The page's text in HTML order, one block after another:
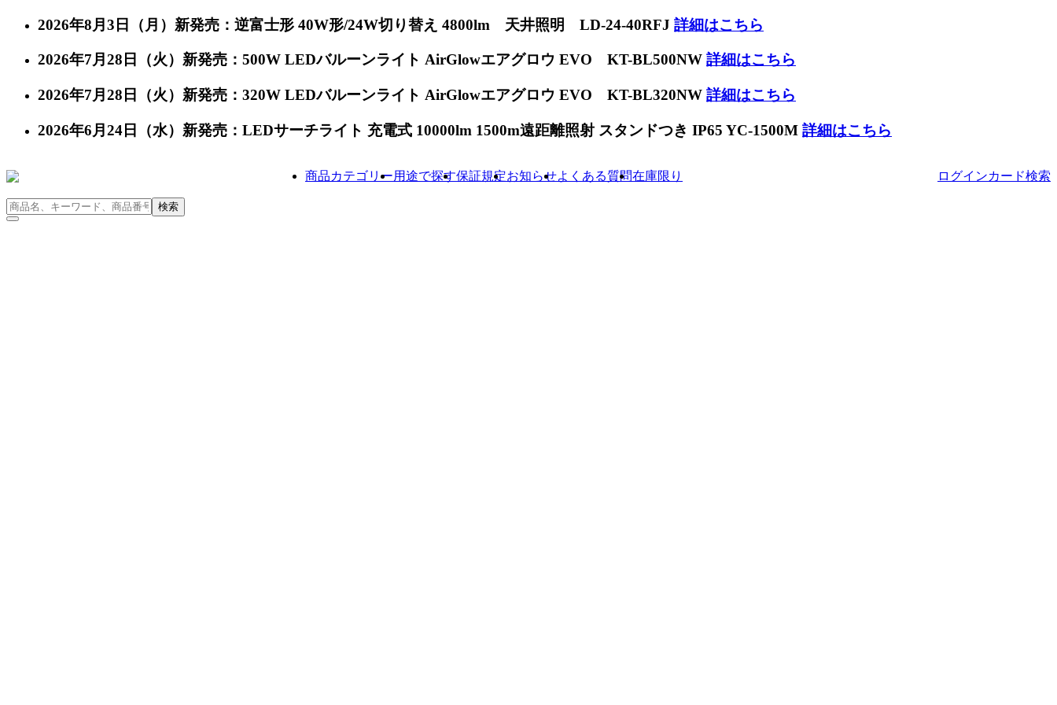
2026年8月3日（月）新発売：逆富士形 40W形/24W切り替え 4800lm 天井照明 LD-24-40RFJ 詳細はこちら
2026年7月28日（火）新発売：500W LEDバルーンライト AirGlowエアグロウ EVO KT-BL500NW 詳細はこちら
2026年7月28日（火）新発売：320W LEDバルーンライト AirGlowエアグロウ EVO KT-BL320NW 詳細はこちら
2026年6月24日（水）新発売：LEDサーチライト 充電式 10000lm 1500m遠距離照射 スタンドつき IP65 YC-1500M 詳細はこちら
商品カテゴリー用途で探す保証規定お知らせよくある質問在庫限り ログインカード検索